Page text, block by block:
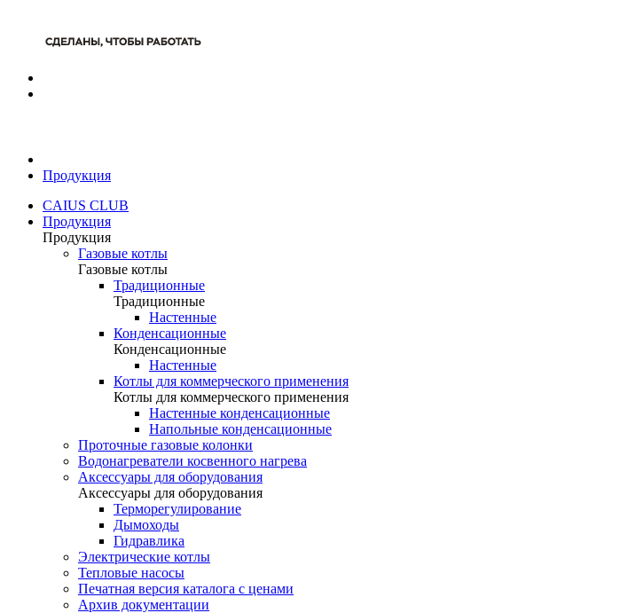
Продукция
CAIUS CLUB
Продукция
Продукция
Газовые котлы
Газовые котлы
Традиционные
Традиционные
Настенные
Конденсационные
Конденсационные
Настенные
Котлы для коммерческого применения
Котлы для коммерческого применения
Настенные конденсационные
Напольные конденсационные
Проточные газовые колонки
Водонагреватели косвенного нагрева
Аксессуары для оборудования
Аксессуары для оборудования
Терморегулирование
Дымоходы
Гидравлика
Электрические котлы
Тепловые насосы
Печатная версия каталога с ценами
Архив документации